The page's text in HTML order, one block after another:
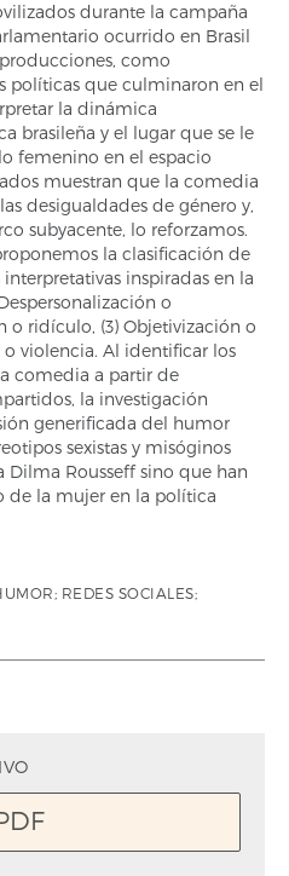
durante la campaña
ocurrido en Brasil
producciones, como
políticas que culminaron en el
la dinámica
brasileña y el lugar que se le
femenino en el espacio
muestran que la comedia
desigualdades de género y,
subyacente, lo reforzamos.
la clasificación de
inspiradas en la
o
o ridículo, (3) Objetivización o
o violencia. Al identificar los
comedia a partir de
la investigación
generificada del humor
sexistas y misóginos
Rousseff sino que han
de la mujer en la política
REDES SOCIALES;